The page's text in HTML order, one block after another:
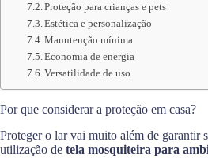
Proteção para crianças e pets
Estética e personalização
Manutenção mínima
Economia de energia
Versatilidade de uso
Por que considerar a proteção em casa?
Proteger o lar vai muito além de garantir
utilização de tela mosquiteira para